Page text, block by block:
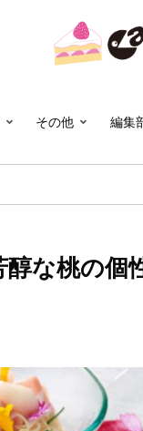
その他 編集
な桃の個